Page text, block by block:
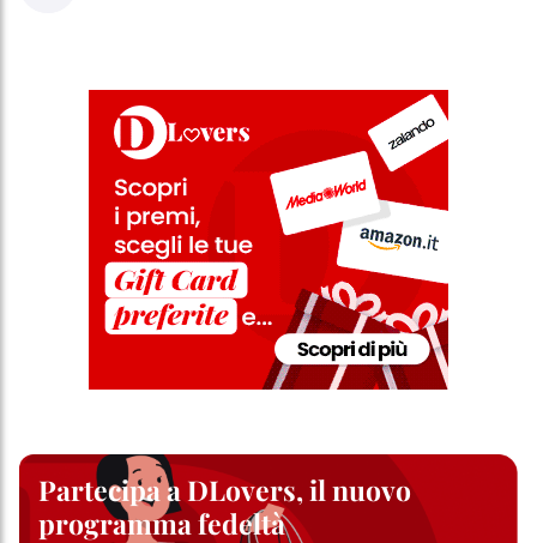
Partecipa a DLovers, il nuovo
programma fedeltà